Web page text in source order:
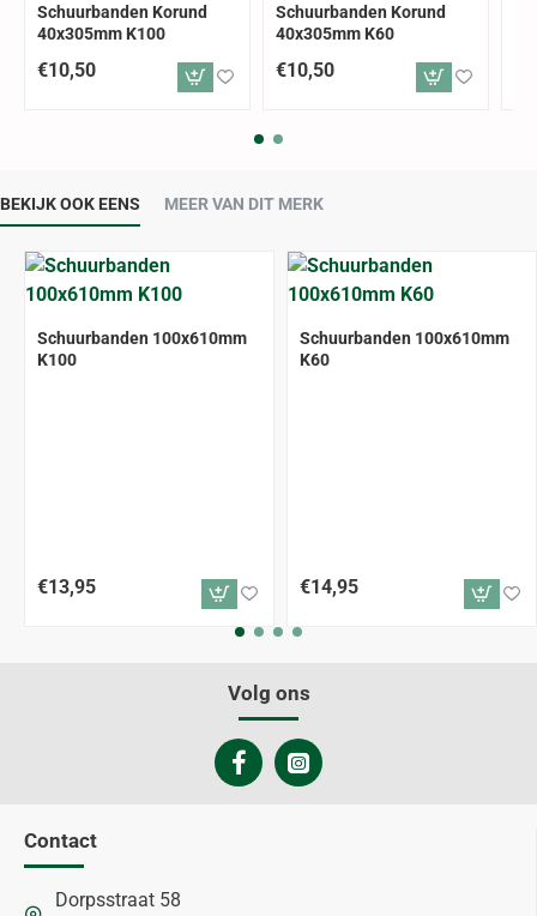
Schuurbanden Korund
40x305mm K100
€10,50
Schuurbanden Korund
40x305mm K60
€10,50
BEKIJK OOK EENS MEER VAN DIT MERK
Schuurbanden 100x610mm
K100
€13,95
Schuurbanden 100x610mm
K60
€14,95
Volg ons
Contact
Dorpsstraat 58